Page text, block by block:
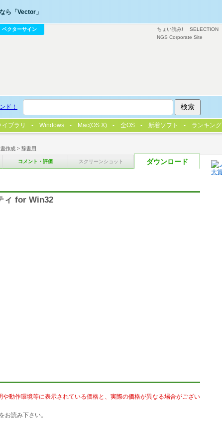
作成 > 辞書用
コメント・評価 スクリーンショット ダウンロード
ィ for Win32
動作環境等に表示されている価格と、実際の価格が異なる場合がござい
お読み下さい。
ちょい読み! SELECTION
NGS Corporate Site
ら「Vector」
ベクターサイン
ド！
イブラリ Windows Mac(OS X) 全OS 新着ソフト ランキング